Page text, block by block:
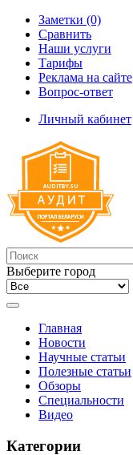
Заметки (0)
Сравнить
Наши услуги
Тарифы
Реклама на сайте
Вопрос-ответ
Личный кабинет
Выберите город
Главная
Новости
Научные статьи
Полезные статьи
Обзоры
Специальности
Видео
Категории